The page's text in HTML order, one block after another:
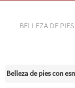
BELLEZA DE PIES
Belleza de pies con